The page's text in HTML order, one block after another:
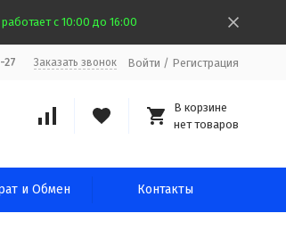
с 10:00 до 16:00
27 Заказать звонок Войти / Регистрация
В корзине
нет товаров
и Обмен Контакты